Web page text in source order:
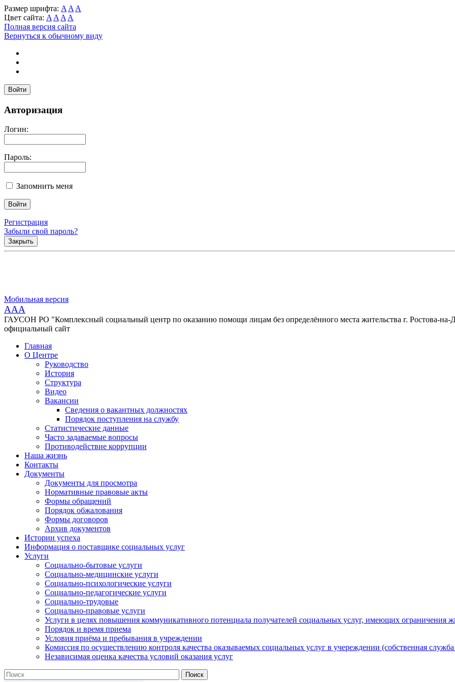
Размер шрифта: A A A
Цвет сайта: A A A A
Полная версия сайта
Вернуться к обычному виду
Войти
Авторизация
Логин:
Пароль:
Запомнить меня
Регистрация
Забыли свой пароль?
Закрыть
Мобильная версия
AAA
ГАУСОН РО "Комплексный социальный центр по оказанию помощи лицам без определённого места жительства г. Ростова-на-
официальный сайт
Главная
О Центре
Руководство
История
Структура
Видео
Вакансии
Сведения о вакантных должностях
Порядок поступления на службу
Статистические данные
Часто задаваемые вопросы
Противодействие коррупции
Наша жизнь
Контакты
Документы
Документы для просмотра
Нормативные правовые акты
Формы обращений
Порядок обжалования
Формы договоров
Архив документов
Истории успеха
Информация о поставщике социальных услуг
Услуги
Социально-бытовые услуги
Социально-медицинские услуги
Социально-психологические услуги
Социально-педагогические услуги
Социально-трудовые
Социально-правовые услуги
Услуги в целях повышения коммуникативного потенциала получателей социальных услуг, имеющих ограничения
Порядок и время приема
Условия приёма и пребывания в учреждении
Комиссия по осуществлению контроля качества оказываемых социальных услуг в учереждении (собственная
Независимая оценка качества условий оказания услуг